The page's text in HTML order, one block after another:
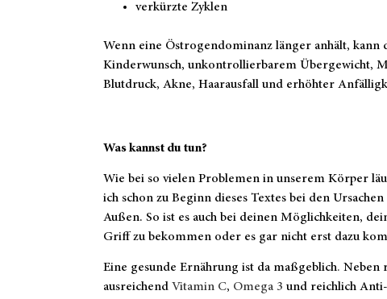
verkürzte Zyklen
Wenn eine Östrogendominanz länger anhält, kann
Kinderwunsch, unkontrollierbarem Übergewicht,
Blutdruck, Akne, Haarausfall und erhöhter
Was kannst du tun?
Wie bei so vielen Problemen in unserem Körper
ich schon zu Beginn dieses Textes bei den
Außen. So ist es auch bei deinen Möglichkeiten,
Griff zu bekommen oder es gar nicht erst dazu
Eine gesunde Ernährung ist da maßgeblich. Neben
ausreichend Vitamin C, Omega 3 und reichlich